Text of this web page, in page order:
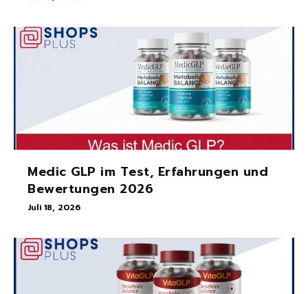
Medic GLP im Test, Erfahrungen und
Bewertungen 2026
Juli 18, 2026